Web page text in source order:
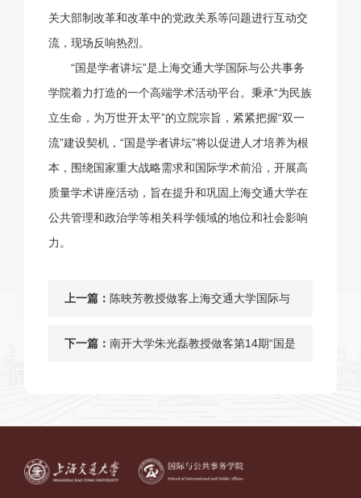
关大部制改革和改革中的党政关系等问题进行互动交
流，现场反响热烈。
“国是学者讲坛”是上海交通大学国际与公共事务
学院着力打造的一个高端学术活动平台。秉承“为民族
立生命，为万世开太平”的立院宗旨，紧紧把握“双一
流”建设契机，“国是学者讲坛”将以促进人才培养为根
本，围绕国家重大战略需求和国际学术前沿，开展高
质量学术讲座活动，旨在提升和巩固上海交通大学在
公共管理和政治学等相关科学领域的地位和社会影响
力。
上一篇： 陈映芳教授做客上海交通大学国际与
公共事务学院第16期“国是学者讲坛”
下一篇： 南开大学朱光磊教授做客第14期“国是